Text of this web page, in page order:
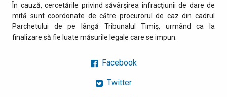
În cauză, cercetările privind săvârșirea infracțiunii de dare de
mită sunt coordonate de către procurorul de caz din cadrul
Parchetului de pe lângă Tribunalul Timiș, urmând ca la
finalizare să fie luate măsurile legale care se impun.
Facebook
Twitter